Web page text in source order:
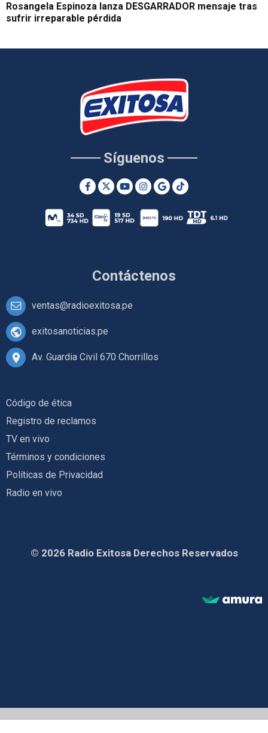
Rosangela Espinoza lanza DESGARRADOR mensaje tras
sufrir irreparable pérdida
Contáctenos
ventas@radioexitosa.pe
exitosanoticias.pe
Av. Guardia Civil 670 Chorrillos
Síguenos
Código de ética
Registro de reclamos
TV en vivo
Términos y condiciones
Políticas de Privacidad
Radio en vivo
© 2026 Radio Exitosa Derechos Reservados